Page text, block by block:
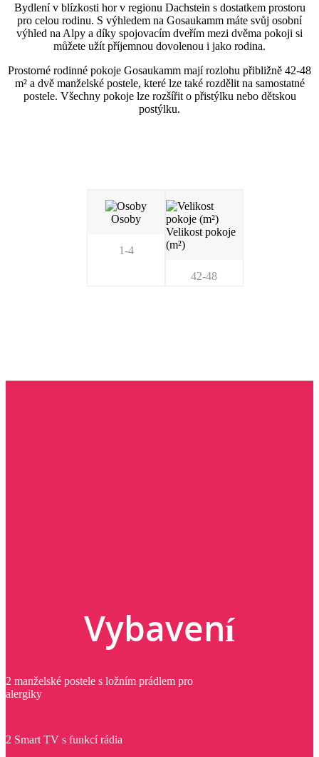
Bydlení v blízkosti hor v regionu Dachstein s dostatkem prostoru
pro celou rodinu. S výhledem na Gosaukamm máte svůj osobní
výhled na Alpy a díky spojovacím dveřím mezi dvěma pokoji si
můžete užít příjemnou dovolenou i jako rodina.
Prostorné rodinné pokoje Gosaukamm mají rozlohu přibližně 42-48
m² a dvě manželské postele, které lze také rozdělit na samostatné
postele. Všechny pokoje lze rozšířit o přistýlku nebo dětskou
postýlku.
Osoby
1-4
Velikost pokoje
(m²)
42-48
Vybavení
2 manželské postele s ložním prádlem pro
alergiky
2 Smart TV s funkcí rádia